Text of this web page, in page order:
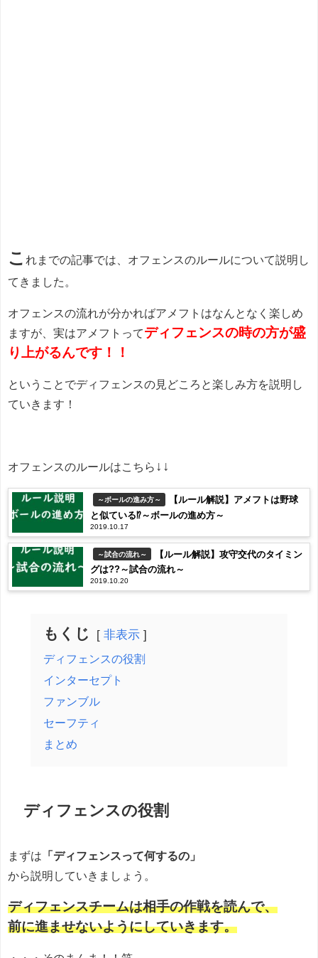
こ れまでの記事では、オフェンスのルールについて説明し
てきました。
オフェンスの流れが分かればアメフトはなんとなく楽しめ
ますが、実はアメフトってディフェンスの時の方が盛
り上がるんです！！
ということでディフェンスの見どころと楽しみ方を説明し
ていきます！
オフェンスのルールはこちら ↓↓
～ボールの進み方～
【ルール解説】アメフトは野球
と似ている⁉～ボールの進め方～
2019.10.17
～試合の流れ～
【ルール解説】攻守交代のタイミン
グは??～試合の流れ～
2019.10.20
もくじ 非表示
ディフェンスの役割
インターセプト
ファンブル
セーフティ
まとめ
ディフェンスの役割
まずは 「ディフェンスって何するの」
から説明していきましょう。
ディフェンスチームは相手の作戦を読んで、
前に進ませないようにしていきます。